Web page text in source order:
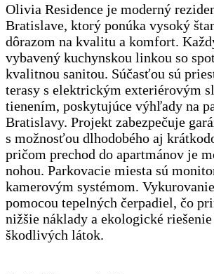
Olivia Residence je moderný
Bratislave, ktorý ponúka vysoký
dôrazom na kvalitu a komfort.
vybavený kuchynskou linkou so
kvalitnou sanitou. Súčasťou sú
terasy s elektrickým exteriérovým
tienením, poskytujúce výhľady na
Bratislavy. Projekt zabezpečuje
s možnosťou dlhodobého aj
pričom prechod do apartmánov je
nohou. Parkovacie miesta sú
kamerovým systémom.
pomocou tepelných čerpadiel, čo
nižšie náklady a ekologické
škodlivých látok.